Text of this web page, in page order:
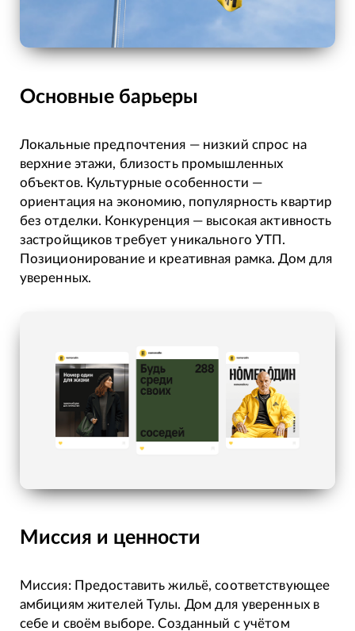
Основные барьеры
Локальные предпочтения — низкий спрос на
верхние этажи, близость промышленных
объектов. Культурные особенности —
ориентация на экономию, популярность квартир
без отделки. Конкуренция — высокая активность
застройщиков требует уникального УТП.
Позиционирование и креативная рамка. Дом для
уверенных.
Миссия и ценности
Миссия: Предоставить жильё, соответствующее
амбициям жителей Тулы. Дом для уверенных в
себе и своём выборе. Созданный с учётом